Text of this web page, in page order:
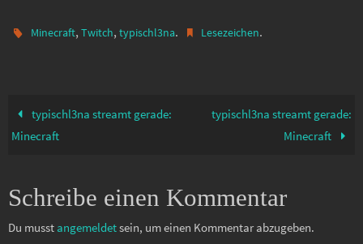
Minecraft,Twitch,typischl3na. Lesezeichen.
typischl3na streamt gerade:
Minecraft
typischl3na streamt gerade:
Minecraft
Schreibe einen Kommentar
Du musst angemeldetsein, um einen Kommentar abzugeben.